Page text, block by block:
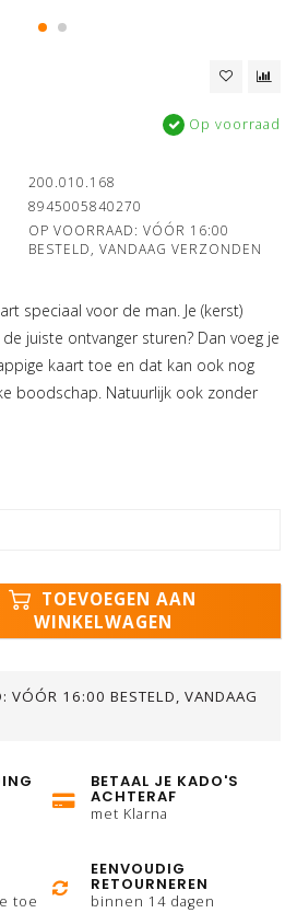
Op voorraad
200.010.168
8945005840270
OP VOORRAAD: VÓÓR 16:00
BESTELD, VANDAAG VERZONDEN
speciaal voor de man. Je (kerst)
juiste ontvanger sturen? Dan voeg je
kaart toe en dat kan ook nog
boodschap. Natuurlijk ook zonder
TOEVOEGEN AAN
WINKELWAGEN
VÓÓR 16:00 BESTELD, VANDAAG
BETAAL JE KADO'S
ACHTERAF
met Klarna
toe
EENVOUDIG
RETOURNEREN
binnen 14 dagen